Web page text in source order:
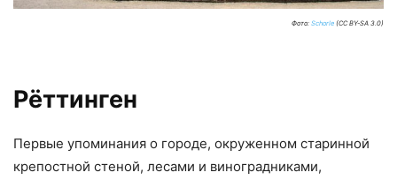
Фото: Schorle (CC BY-SA 3.0)
Рёттинген
Первые упоминания о городе, окруженном старинной
крепостной стеной, лесами и виноградниками,